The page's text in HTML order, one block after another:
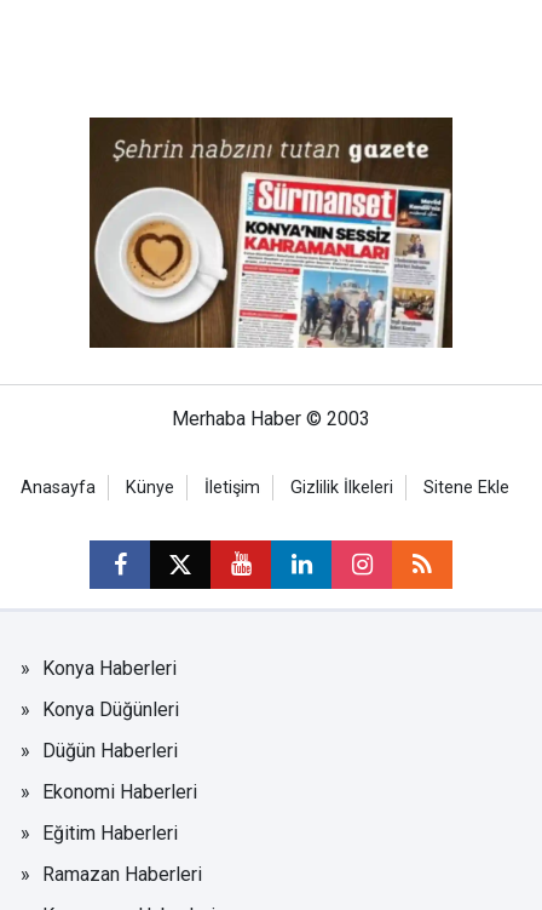
Merhaba Haber © 2003
Anasayfa Künye İletişim Gizlilik İlkeleri Sitene Ekle
Konya Haberleri
Konya Düğünleri
Düğün Haberleri
Ekonomi Haberleri
Eğitim Haberleri
Ramazan Haberleri